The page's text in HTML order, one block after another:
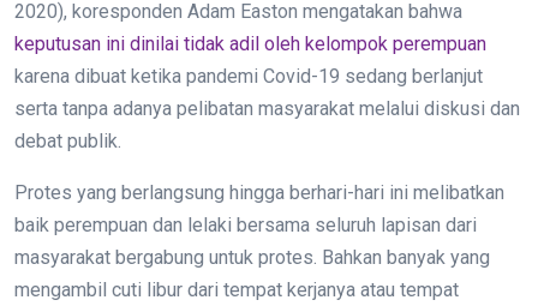
2020), koresponden Adam Easton mengatakan bahwa
keputusan ini dinilai tidak adil oleh kelompok perempuan
karena dibuat ketika pandemi Covid-19 sedang berlanjut
serta tanpa adanya pelibatan masyarakat melalui diskusi dan
debat publik.
Protes yang berlangsung hingga berhari-hari ini melibatkan
baik perempuan dan lelaki bersama seluruh lapisan dari
masyarakat bergabung untuk protes. Bahkan banyak yang
mengambil cuti libur dari tempat kerjanya atau tempat